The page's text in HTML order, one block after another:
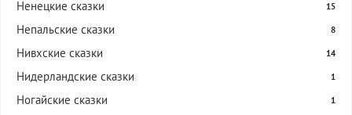
Ненецкие сказки 15
Непальские сказки 8
Нивхские сказки 14
Нидерландские сказки 1
Ногайские сказки 1